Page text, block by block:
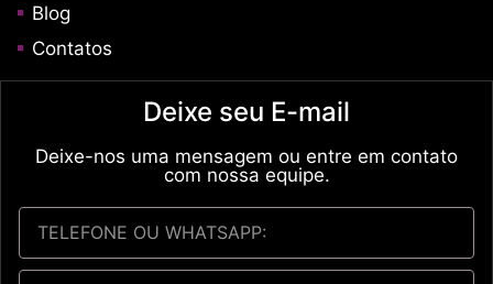
Blog
Contatos
Deixe seu E-mail
Deixe-nos uma mensagem ou entre em contato
com nossa equipe.